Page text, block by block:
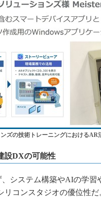
ズの技術トレーニングにおけるAR
設DXの可能性
システム構築やAIの学習
リコンスタジオの優位性